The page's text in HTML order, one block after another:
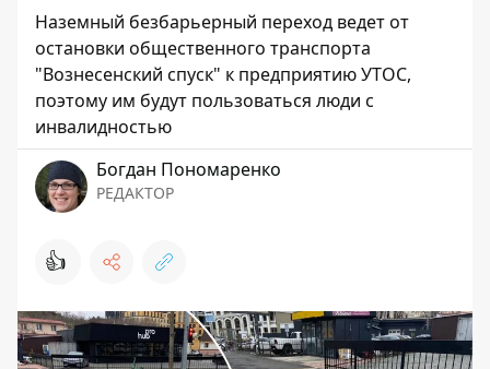
Наземный безбарьерный переход ведет от
остановки общественного транспорта
"Вознесенский спуск" к предприятию УТОС,
поэтому им будут пользоваться люди с
инвалидностью
Богдан Пономаренко
РЕДАКТОР
👍